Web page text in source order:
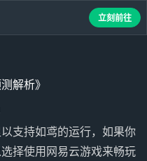
解析》
支持如鸢的运行，如果你
择使用网易云游戏来畅玩
立刻前往